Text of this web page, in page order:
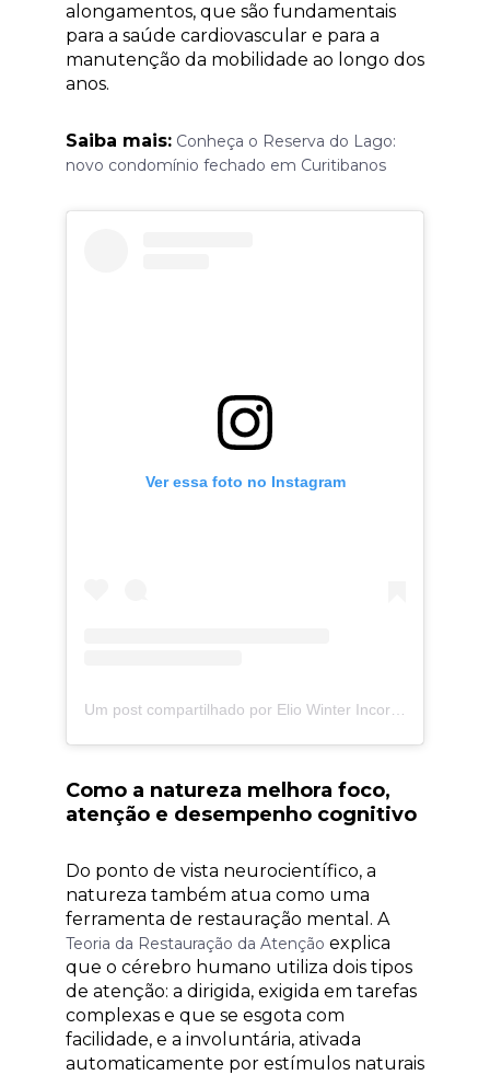
alongamentos, que são fundamentais
para a saúde cardiovascular e para a
manutenção da mobilidade ao longo dos
anos.
Saiba mais: Conheça o Reserva do Lago:
novo condomínio fechado em Curitibanos
Ver essa foto no Instagram
Como a natureza melhora foco,
atenção e desempenho cognitivo
Do ponto de vista neurocientífico, a
natureza também atua como uma
ferramenta de restauração mental. A
Teoria da Restauração da Atenção explica
que o cérebro humano utiliza dois tipos
de atenção: a dirigida, exigida em tarefas
complexas e que se esgota com
facilidade, e a involuntária, ativada
automaticamente por estímulos naturais